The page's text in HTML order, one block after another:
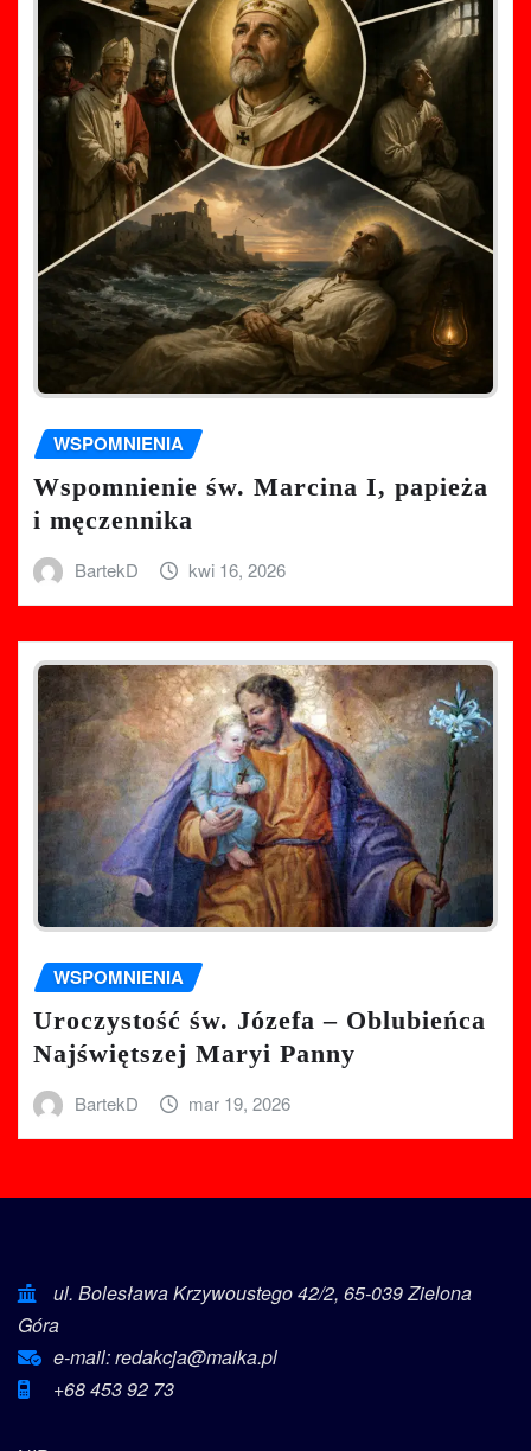
WSPOMNIENIA
Wspomnienie św. Marcina I, papieża
i męczennika
BartekD kwi 16, 2026
WSPOMNIENIA
Uroczystość św. Józefa – Oblubieńca
Najświętszej Maryi Panny
BartekD mar 19, 2026
ul. Bolesława Krzywoustego 42/2, 65-039 Zielona
Góra
e-mail: redakcja@maika.pl
+68 453 92 73